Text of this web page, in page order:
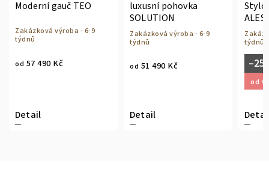
Moderní gauč TEO
Zakázková výroba - 6-9
týdnů
od 57 490 Kč
Detail
luxusní pohovka
SOLUTION
Zakázková výroba - 6-9
týdnů
od 51 490 Kč
Detail
týdnů
–25
od